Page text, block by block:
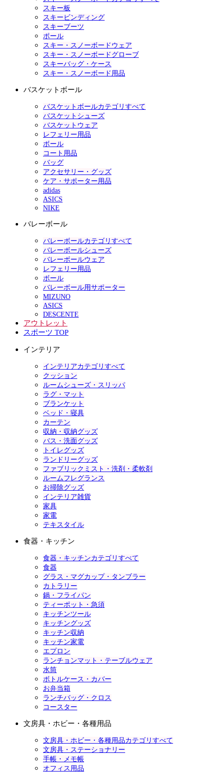
スキー板
スキービンディング
スキーブーツ
ポール
スキー・スノーボードウェア
スキー・スノーボードグローブ
スキーバッグ・ケース
スキー・スノーボード用品
バスケットボール
バスケットボールカテゴリすべて
バスケットシューズ
バスケットウェア
レフェリー用品
ボール
コート用品
バッグ
アクセサリー・グッズ
ケア・サポーター用品
adidas
ASICS
NIKE
バレーボール
バレーボールカテゴリすべて
バレーボールシューズ
バレーボールウェア
レフェリー用品
ボール
バレーボール用サポーター
MIZUNO
ASICS
DESCENTE
アウトレット
スポーツ TOP
インテリア
インテリアカテゴリすべて
クッション
ルームシューズ・スリッパ
ラグ・マット
ブランケット
ベッド・寝具
カーテン
収納・収納グッズ
バス・洗面グッズ
トイレグッズ
ランドリーグッズ
ファブリックミスト・洗剤・柔軟剤
ルームフレグランス
お掃除グッズ
インテリア雑貨
家具
家電
テキスタイル
食器・キッチン
食器・キッチンカテゴリすべて
食器
グラス・マグカップ・タンブラー
カトラリー
鍋・フライパン
ティーポット・急須
キッチンツール
キッチングッズ
キッチン収納
キッチン家電
エプロン
ランチョンマット・テーブルウェア
水筒
ボトルケース・カバー
お弁当箱
ランチバッグ・クロス
コースター
文房具・ホビー・各種用品
文房具・ホビー・各種用品カテゴリすべて
文房具・ステーショナリー
手帳・メモ帳
オフィス用品